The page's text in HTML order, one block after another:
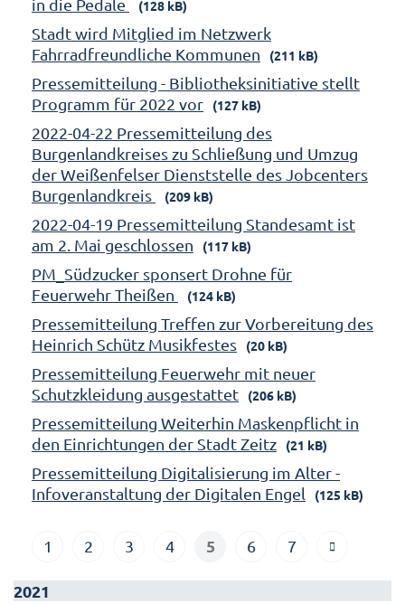
in die Pedale
(128 kB)
Stadt wird Mitglied im Netzwerk
Fahrradfreundliche Kommunen
(211 kB)
Pressemitteilung - Bibliotheksinitiative stellt
Programm für 2022 vor
(127 kB)
2022-04-22 Pressemitteilung des
Burgenlandkreises zu Schließung und Umzug
der Weißenfelser Dienststelle des Jobcenters
Burgenlandkreis
(209 kB)
2022-04-19 Pressemitteilung Standesamt ist
am 2. Mai geschlossen
(117 kB)
PM_Südzucker sponsert Drohne für
Feuerwehr Theißen
(124 kB)
Pressemitteilung Treffen zur Vorbereitung des
Heinrich Schütz Musikfestes
(20 kB)
Pressemitteilung Feuerwehr mit neuer
Schutzkleidung ausgestattet
(206 kB)
Pressemitteilung Weiterhin Maskenpflicht in
den Einrichtungen der Stadt Zeitz
(21 kB)
Pressemitteilung Digitalisierung im Alter -
Infoveranstaltung der Digitalen Engel
(125 kB)
1 2 3 4 5 6 7
2021